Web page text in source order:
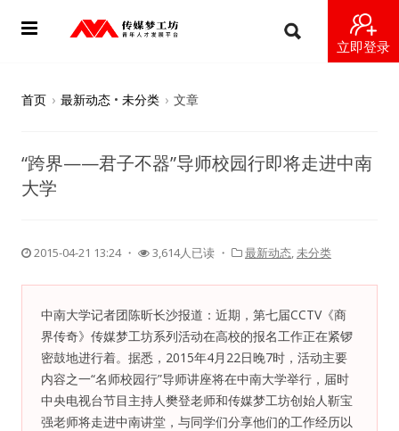
立即登录
导师
视频
梦工坊视频
纪录片1 梦想开始的地方
纪录片2 青年人不同活法
首页 › 最新动态 • 未分类 › 文章
“跨界——君子不器”导师校园行即将走进中南
大学
2015-04-21 13:24・ 3,614人已读 ・ 最新动态,未分类
中南大学记者团陈昕长沙报道：近期，第七届CCTV《商
界传奇》传媒梦工坊系列活动在高校的报名工作正在紧锣
密鼓地进行着。据悉，2015年4月22日晚7时，活动主要
内容之一“名师校园行”导师讲座将在中南大学举行，届时
中央电视台节目主持人樊登老师和传媒梦工坊创始人靳宝
强老师将走进中南讲堂，与同学们分享他们的工作经历以